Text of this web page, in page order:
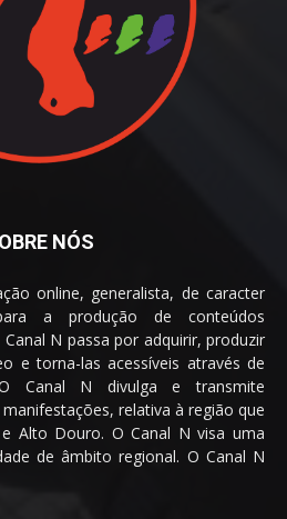
NÓS
online, generalista, de caracter
a produção de conteúdos
N passa por adquirir, produzir
e torna-las acessíveis através de
Canal N divulga e transmite
relativa à região que
Alto Douro. O Canal N visa uma
de âmbito regional. O Canal N